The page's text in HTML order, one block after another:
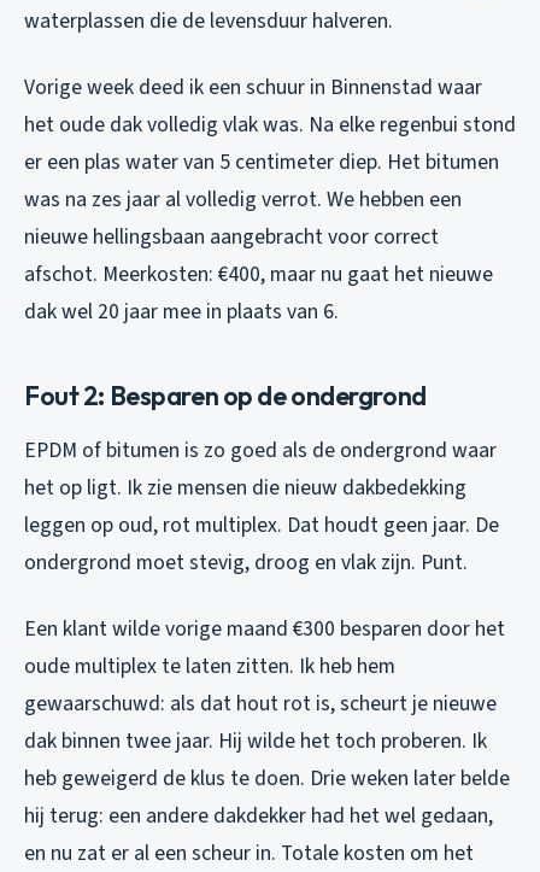
waterplassen die de levensduur halveren.
Vorige week deed ik een schuur in Binnenstad waar
het oude dak volledig vlak was. Na elke regenbui stond
er een plas water van 5 centimeter diep. Het bitumen
was na zes jaar al volledig verrot. We hebben een
nieuwe hellingsbaan aangebracht voor correct
afschot. Meerkosten: €400, maar nu gaat het nieuwe
dak wel 20 jaar mee in plaats van 6.
Fout 2: Besparen op de ondergrond
EPDM of bitumen is zo goed als de ondergrond waar
het op ligt. Ik zie mensen die nieuw dakbedekking
leggen op oud, rot multiplex. Dat houdt geen jaar. De
ondergrond moet stevig, droog en vlak zijn. Punt.
Een klant wilde vorige maand €300 besparen door het
oude multiplex te laten zitten. Ik heb hem
gewaarschuwd: als dat hout rot is, scheurt je nieuwe
dak binnen twee jaar. Hij wilde het toch proberen. Ik
heb geweigerd de klus te doen. Drie weken later belde
hij terug: een andere dakdekker had het wel gedaan,
en nu zat er al een scheur in. Totale kosten om het